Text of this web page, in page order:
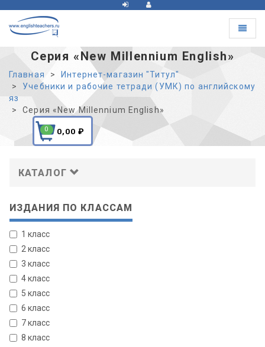
Toggle
Серия «New Millennium English»
Главная
Интернет-магазин "Титул"
Учебники и рабочие тетради (УМК) по английскому
яз
Серия «New Millennium English»
0 0,00 ₽
КАТАЛОГ
ИЗДАНИЯ ПО КЛАССАМ
1 класс
2 класс
3 класс
4 класс
5 класс
6 класс
7 класс
8 класс